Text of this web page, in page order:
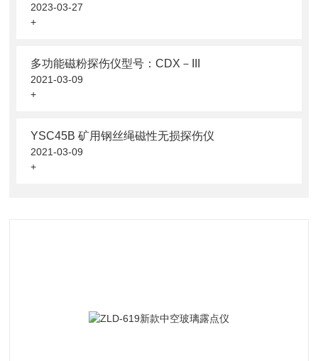
2023-03-27
+
多功能磁粉探伤仪型号：CDX－III
2021-03-09
+
YSC45B 矿用钢丝绳磁性无损探伤仪
2021-03-09
+